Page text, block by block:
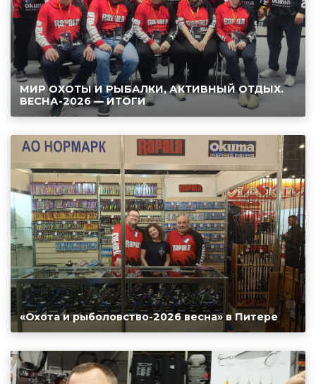
МИР ОХОТЫ И РЫБАЛКИ, АКТИВНЫЙ ОТДЫХ.
ВЕСНА-2026 — ИТОГИ
«Охота и рыболовство-2026 весна» в Питере